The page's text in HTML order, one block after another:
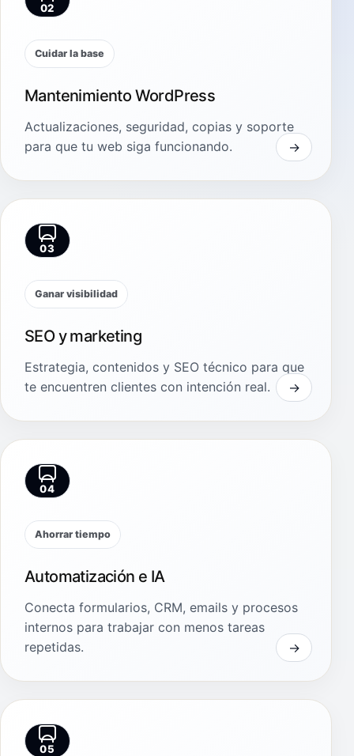
02
Cuidar la base
Mantenimiento WordPress
Actualizaciones, seguridad, copias y soporte
para que tu web siga funcionando.
03
Ganar visibilidad
SEO y marketing
Estrategia, contenidos y SEO técnico para que
te encuentren clientes con intención real.
04
Ahorrar tiempo
Automatización e IA
Conecta formularios, CRM, emails y procesos
internos para trabajar con menos tareas
repetidas.
05